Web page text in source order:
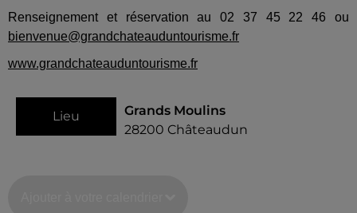
Renseignement et réservation au 02 37 45 22 46 ou
bienvenue@grandchateauduntourisme.fr
www.grandchateauduntourisme.fr
Lieu
Grands Moulins
28200 Châteaudun